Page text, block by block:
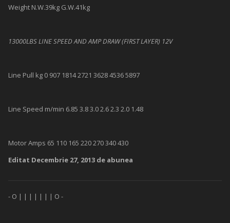
Weight N.W.39kg G.W.41kg
13000LBS LINE SPEED AND AMP DRAW (FIRST LAYER) 12V
Line Pull kg 0 907 1814 2721 3628 4536 5897
Line Speed m/min 6.85 3.8 3.0 2.6 2.3 2.0 1.48
Motor Amps 65 110 165 220 270 340 430
Editat Decembrie 27, 2013 de abunea
- O | | | | | | | O -